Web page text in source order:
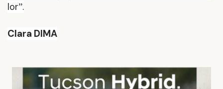
lor”.
Clara DIMA